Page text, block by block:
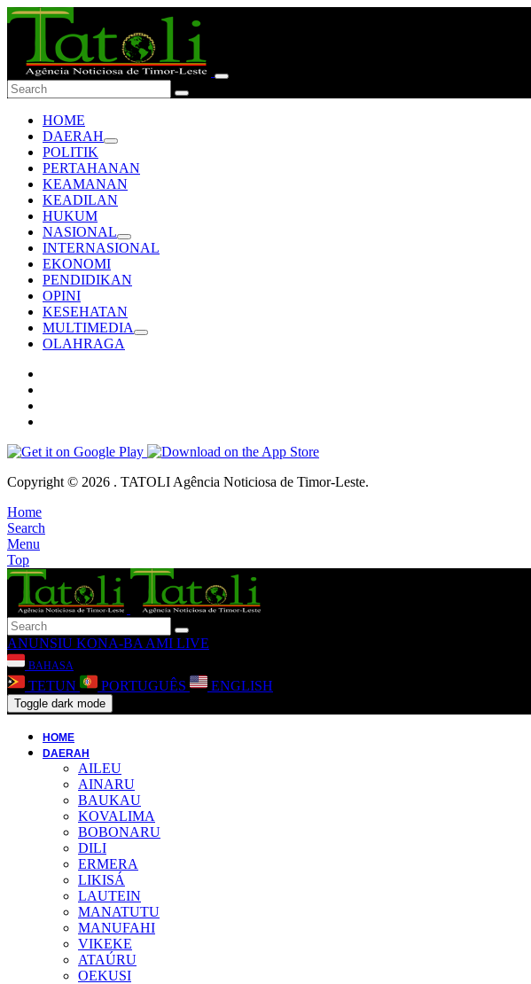
HOME
DAERAH
POLITIK
PERTAHANAN
KEAMANAN
KEADILAN
HUKUM
NASIONAL
INTERNASIONAL
EKONOMI
PENDIDIKAN
OPINI
KESEHATAN
MULTIMEDIA
OLAHRAGA
Copyright © 2026 . TATOLI Agência Noticiosa de Timor-Leste.
Home
Search
Menu
Top
ANUNSIU KONA-BA AMI LIVE
BAHASA
TETUN PORTUGUÊS ENGLISH
Toggle dark mode
HOME
DAERAH
AILEU
AINARU
BAUKAU
KOVALIMA
BOBONARU
DILI
ERMERA
LIKISÁ
LAUTEIN
MANATUTU
MANUFAHI
VIKEKE
ATAÚRU
OEKUSI